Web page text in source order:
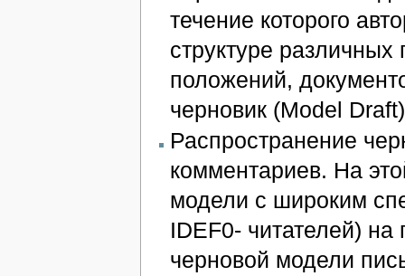
течение которого
структуре
положений,
черновик (Model
Распространение
комментариев. На
модели с широким
IDEF0- читателей)
черновой модели